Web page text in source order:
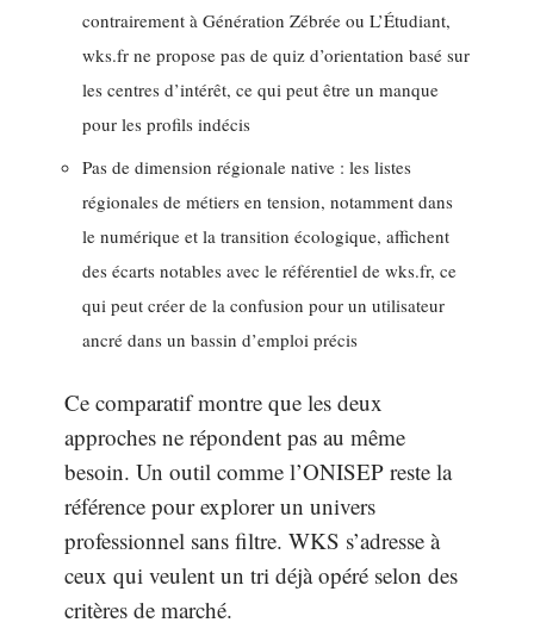
contrairement à Génération Zébrée ou L’Étudiant,
wks.fr ne propose pas de quiz d’orientation basé sur
les centres d’intérêt, ce qui peut être un manque
pour les profils indécis
Pas de dimension régionale native : les listes
régionales de métiers en tension, notamment dans
le numérique et la transition écologique, affichent
des écarts notables avec le référentiel de wks.fr, ce
qui peut créer de la confusion pour un utilisateur
ancré dans un bassin d’emploi précis
Ce comparatif montre que les deux
approches ne répondent pas au même
besoin. Un outil comme l’ONISEP reste la
référence pour explorer un univers
professionnel sans filtre. WKS s’adresse à
ceux qui veulent un tri déjà opéré selon des
critères de marché.